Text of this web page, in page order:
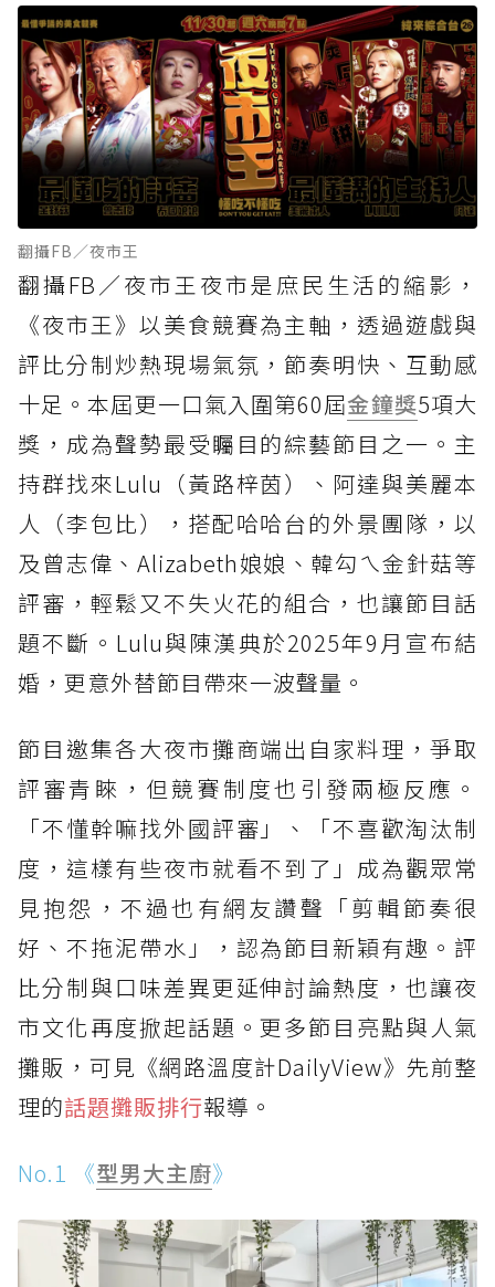
翻攝FB／夜市王
翻攝FB／夜市王夜市是庶民生活的縮影，
《夜市王》以美食競賽為主軸，透過遊戲與
評比分制炒熱現場氣氛，節奏明快、互動感
十足。本屆更一口氣入圍第60屆金鐘獎5項大
獎，成為聲勢最受矚目的綜藝節目之一。主
持群找來Lulu（黃路梓茵）、阿達與美麗本
人（李包比），搭配哈哈台的外景團隊，以
及曾志偉、Alizabeth娘娘、韓勾ㄟ金針菇等
評審，輕鬆又不失火花的組合，也讓節目話
題不斷。Lulu與陳漢典於2025年9月宣布結
婚，更意外替節目帶來一波聲量。
節目邀集各大夜市攤商端出自家料理，爭取
評審青睞，但競賽制度也引發兩極反應。
「不懂幹嘛找外國評審」、「不喜歡淘汰制
度，這樣有些夜市就看不到了」成為觀眾常
見抱怨，不過也有網友讚聲「剪輯節奏很
好、不拖泥帶水」，認為節目新穎有趣。評
比分制與口味差異更延伸討論熱度，也讓夜
市文化再度掀起話題。更多節目亮點與人氣
攤販，可見《網路溫度計DailyView》先前整
理的話題攤販排行報導。
No.1 《型男大主廚》